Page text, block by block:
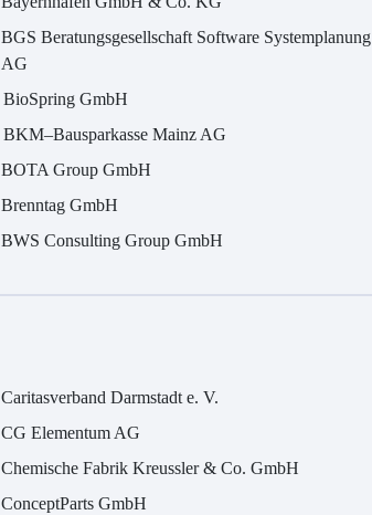
BGS Beratungsgesellschaft Software Systemplanung
AG
BioSpring GmbH
BKM–Bausparkasse Mainz AG
BOTA Group GmbH
Brenntag GmbH
BWS Consulting Group GmbH
Caritasverband Darmstadt e. V.
CG Elementum AG
Chemische Fabrik Kreussler & Co. GmbH
ConceptParts GmbH